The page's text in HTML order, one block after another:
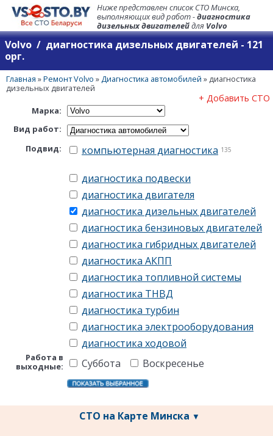
Ниже представлен список СТО Минска,
выполняющих вид работ -диагностика
дизельных двигателейдля Volvo
Volvo / диагностика дизельных двигателей - 121
орг.
Главная »Ремонт Volvo »Диагностика автомобилей » диагностика
дизельных двигателей
+ Добавить СТО
Марка:
Вид работ:
Подвид:
компьютерная диагностика 135
диагностика подвески
диагностика двигателя
диагностика дизельных двигателей
диагностика бензиновых двигателей
диагностика гибридных двигателей
диагностика АКПП
диагностика топливной системы
диагностика ТНВД
диагностика турбин
диагностика электрооборудования
диагностика ходовой
Работа в
выходные:
Суббота Воскресенье
СТО на Карте Минска ▼